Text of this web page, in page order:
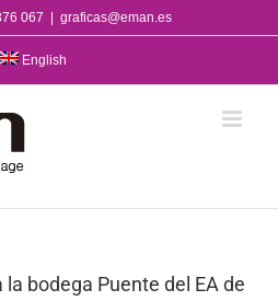
067 graficas@eman.es
English
bodega Puente del EA de